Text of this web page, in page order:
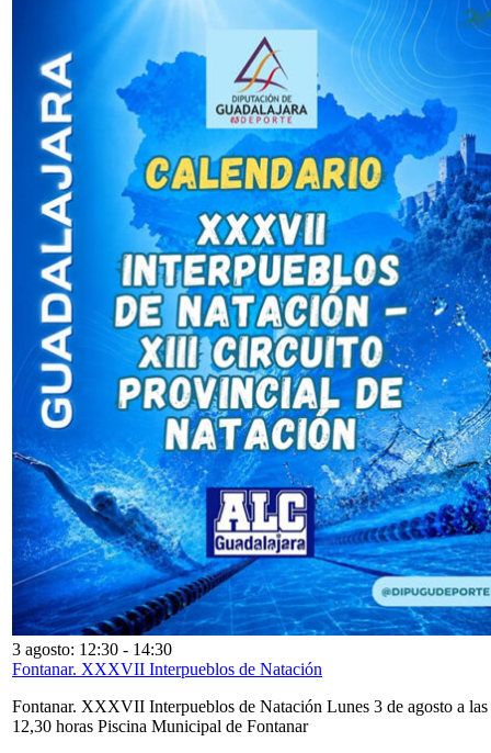
3 agosto: 12:30 - 14:30
Fontanar. XXXVII Interpueblos de Natación
Fontanar. XXXVII Interpueblos de Natación Lunes 3 de agosto a las
12,30 horas Piscina Municipal de Fontanar